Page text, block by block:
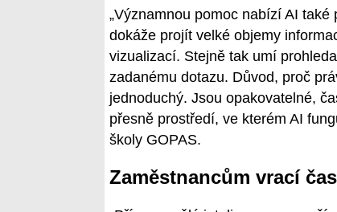
„Významnou pomoc nabízí AI
dokáže projít velké objemy
vizualizací. Stejně tak umí
zadanému dotazu. Důvod, proč
jednoduchý. Jsou opakovatelné,
přesně prostředí, ve kterém AI
školy GOPAS.
Zaměstnancům vrací